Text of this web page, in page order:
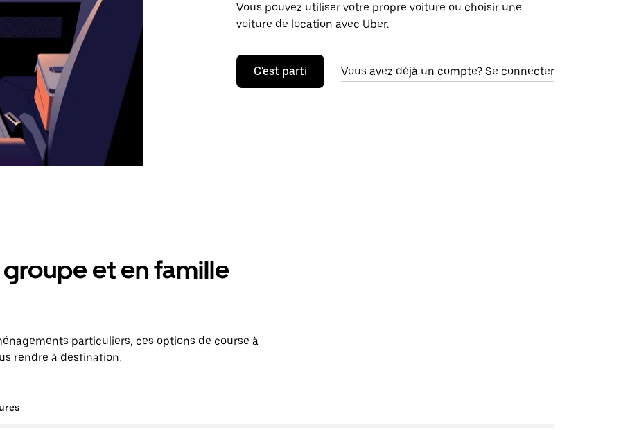
Vous pouvez utiliser votre propre voiture ou choisir une
voiture de location avec Uber.
C'est parti Vous avez déjà un compte? Se connecter
et en famille
particuliers, ces options de course à
rendre à destination.